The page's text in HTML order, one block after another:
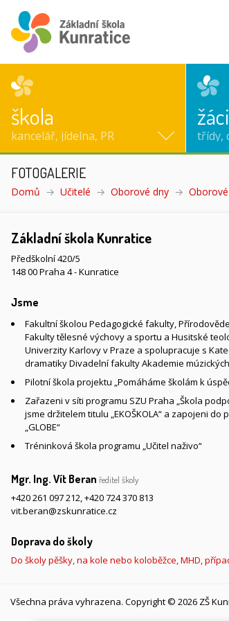
škola
kancelář, jídelna, PR
žáci
třídy,
FOTOGALERIE
Domů Učitelé Oborové dny
Základní škola Kunratice
Předškolní 420/5
148 00 Praha 4 - Kunratice
Jsme
Fakultní školou Pedagogické fakulty,
Fakulty tělesné výchovy a sportu a Husitské
Univerzity Karlovy v Praze a spolupracuje s
dramatiky Divadelní fakulty Akademie
Pilotní škola projektu „Pomáháme školám k
Zařazeni v síti programu SZU Praha „Škola
jsme držitelem titulu „EKOŠKOLA“ a zapojeni do
„GLOBE“
Tréninková škola programu „Učitel naživo“
Mgr. Ing. Vít Beran ředitel školy
+420 261 097 212,+420 724 370 813
vit.beran@zskunratice.cz
Doprava do školy
Do školy pěšky, na kole nebo koloběžce, MHD,
Všechna práva vyhrazena. Copyright © 2026 ZŠ